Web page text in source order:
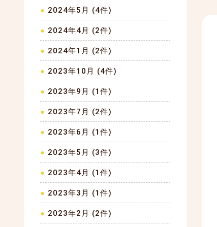
2024年5月 (4件)
2024年4月 (2件)
2024年1月 (2件)
2023年10月 (4件)
2023年9月 (1件)
2023年7月 (2件)
2023年6月 (1件)
2023年5月 (3件)
2023年4月 (1件)
2023年3月 (1件)
2023年2月 (2件)